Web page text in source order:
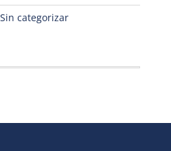
Sin categorizar